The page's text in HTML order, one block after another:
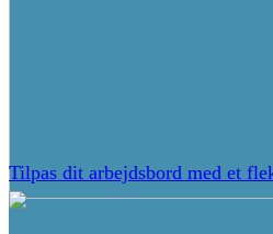
Tilpas dit arbejdsbord med et